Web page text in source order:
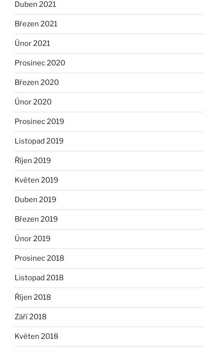
Duben 2021
Březen 2021
Únor 2021
Prosinec 2020
Březen 2020
Únor 2020
Prosinec 2019
Listopad 2019
Říjen 2019
Květen 2019
Duben 2019
Březen 2019
Únor 2019
Prosinec 2018
Listopad 2018
Říjen 2018
Září 2018
Květen 2018